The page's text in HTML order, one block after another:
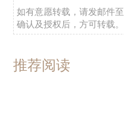
如有意愿转载，请发邮件至
确认及授权后，方可转载。
推荐阅读